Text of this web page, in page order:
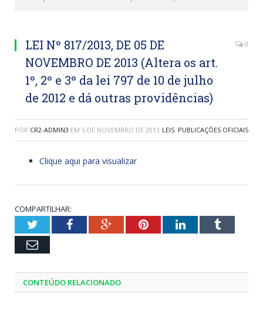
LEI Nº 817/2013, DE 05 DE
NOVEMBRO DE 2013 (Altera os art.
1º, 2º e 3º da lei 797 de 10 de julho
de 2012 e dá outras providências)
0
POR CR2-ADMIN3 EM 5 DE NOVEMBRO DE 2013 LEIS, PUBLICAÇÕES OFICIAIS
Clique aqui para visualizar
COMPARTILHAR:
TwitterFacebookGoogle+PinterestLinkedInTumblr
Email
CONTEÚDO RELACIONADO